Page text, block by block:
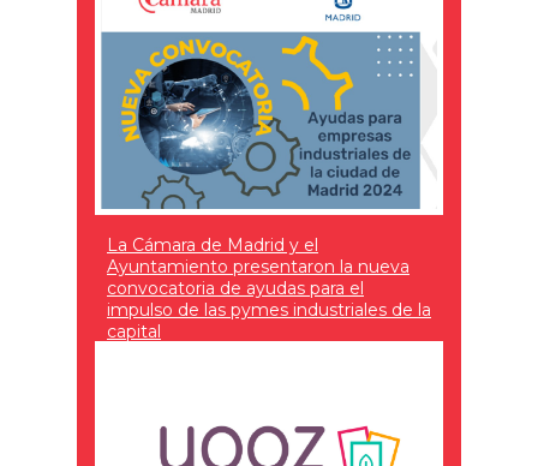
La Cámara de Madrid y el
Ayuntamiento presentaron la nueva
convocatoria de ayudas para el
impulso de las pymes industriales de la
capital